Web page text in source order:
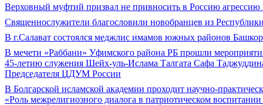
Верховный муфтий призвал не привносить в Россию агрессию
Священнослужители благословили новобранцев из
В г.Салават состоялся меджлис имамов южных районов
В мечети «Раббани» Уфимского района РБ прошли
45-летию служения Шейх-уль-Ислама Талгата Сафа
Председателя ЦДУМ России
В Болгарской исламской академии проходит научно-
«Роль межрелигиозного диалога в патриотическом